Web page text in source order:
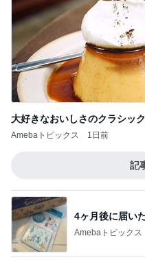
大好きなおいしさのクラシッ
Amebaトピックス 1日前
記
4ヶ月後に届い
Amebaトピックス